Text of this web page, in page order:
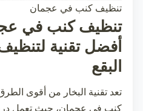
تنظيف كنب في عجمان
تنظيف كنب في
أفضل تقنية
البقع
تعد تقنية البخار من أقوى
كنب في عجمان، حيث تعمل